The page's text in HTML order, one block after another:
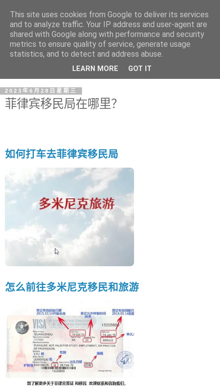
2023年6月28日星期三
菲律宾移民局在哪里？
如何打车去菲律宾移民局
怎么前往多米尼克移民和旅游
This site uses cookies from Google to deliver its services
and to analyze traffic. Your IP address and user-agent are
shared with Google along with performance and security
metrics to ensure quality of service, generate usage
statistics, and to detect and address abuse.
LEARN MORE GOT IT